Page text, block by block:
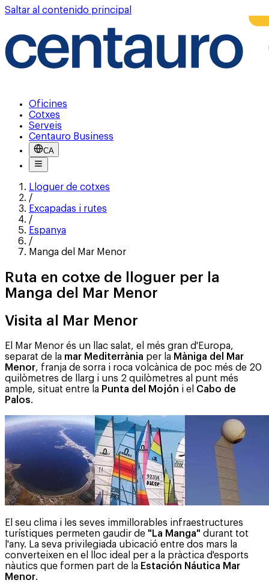
Saltar al contenido principal
Oficines
Cotxes
Serveis
Centauro Business
CA
Lloguer de cotxes
/
Excapadas i rutes
/
Espanya
/
Manga del Mar Menor
Ruta en cotxe de lloguer per la
Manga del Mar Menor
Visita al Mar Menor
El Mar Menor és un llac salat, el més gran d'Europa,
separat de la mar Mediterrània per la Màniga del Mar
Menor, franja de sorra i roca volcànica de poc més de 20
quilòmetres de llarg i uns 2 quilòmetres al punt més
ample, situat entre la Punta del Mojón i el Cabo de
Palos.
El seu clima i les seves immillorables infraestructures
turístiques permeten gaudir de "La Manga" durant tot
l'any. La seva privilegiada ubicació entre dos mars la
converteixen en el lloc ideal per a la pràctica d'esports
nàutics que formen part de la Estación Náutica Mar
Menor.